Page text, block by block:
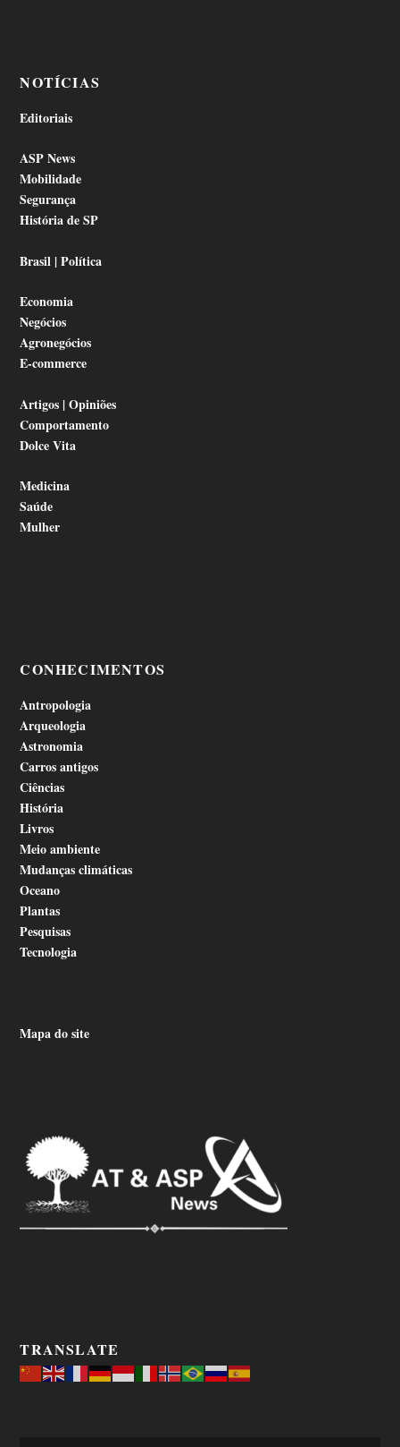
NOTÍCIAS
Editoriais
ASP News
Mobilidade
Segurança
História de SP
Brasil | Política
Economia
Negócios
Agronegócios
E-commerce
Artigos | Opiniões
Comportamento
Dolce Vita
Medicina
Saúde
Mulher
CONHECIMENTOS
Antropologia
Arqueologia
Astronomia
Carros antigos
Ciências
História
Livros
Meio ambiente
Mudanças climáticas
Oceano
Plantas
Pesquisas
Tecnologia
Mapa do site
TRANSLATE